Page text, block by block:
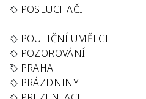
POSLUCHAČI
POULIČNÍ UMĚLCI
POZOROVÁNÍ
PRAHA
PRÁZDNINY